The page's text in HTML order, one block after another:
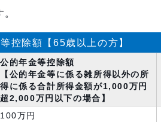
控除額【65歳以上の方】
公的年金等控除額
【公的年金等に係る雑所得以外の所
得に係る合計所得金額が1,000万円
超2,000万円以下の場合】
100万円